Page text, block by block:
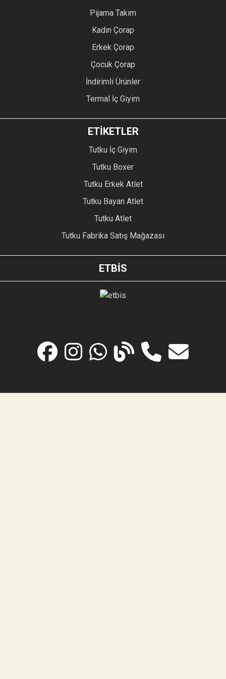
Pijama Takım
Kadın Çorap
Erkek Çorap
Çocuk Çorap
İndirimli Ürünler
Termal İç Giyim
ETİKETLER
Tutku İç Giyim
Tutku Boxer
Tutku Erkek Atlet
Tutku Bayan Atlet
Tutku Atlet
Tutku Fabrika Satış Mağazası
ETBİS